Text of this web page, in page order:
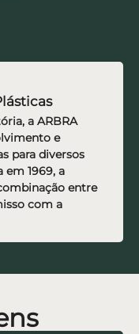
a ARBRA
e
para diversos
em 1969, a
entre
com a